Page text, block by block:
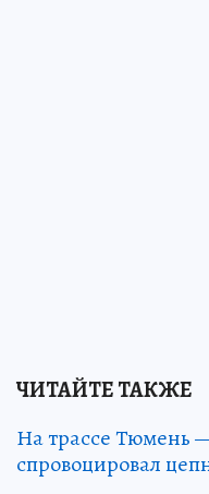
ЧИТАЙТЕ ТАКЖЕ
На трассе Тюмень
спровоцировал